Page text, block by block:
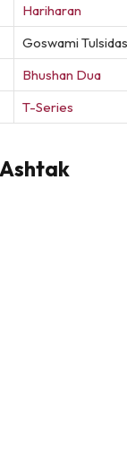
Hariharan
Goswami Tulsidas
Bhushan Dua
T-Series